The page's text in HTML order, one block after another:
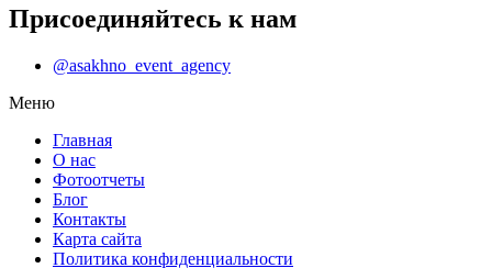
Присоединяйтесь к нам
@asakhno_event_agency
Меню
Главная
О нас
Фотоотчеты
Блог
Контакты
Карта сайта
Политика конфиденциальности